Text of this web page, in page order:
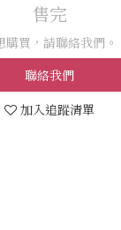
售完
購買，請聯絡我們。
聯絡我們
加入追蹤清單